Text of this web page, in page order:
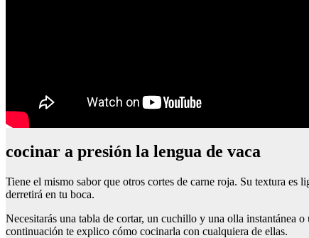
cocinar a presión la lengua de vaca
Tiene el mismo sabor que otros cortes de carne roja. Su textura es
derretirá en tu boca.
Necesitarás una tabla de cortar, un cuchillo y una olla instantánea
continuación te explico cómo cocinarla con cualquiera de ellas.